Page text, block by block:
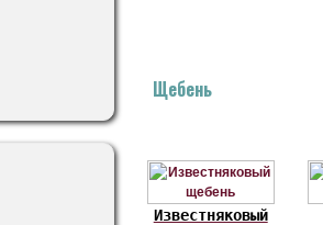
Щебень
Известняковый